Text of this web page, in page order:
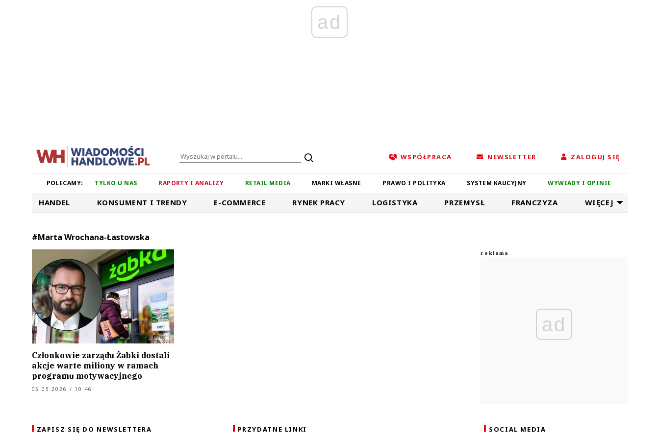
ad
WSPÓŁPRACA NEWSLETTER ZALOGUJ SIĘ
POLECAMY: TYLKO U NAS RAPORTY I ANALIZY RETAIL MEDIA MARKI WŁASNE PRAWO I POLITYKA SYSTEM KAUCYJNY WYWIADY I OPINIE
HANDEL KONSUMENT I TRENDY E-COMMERCE RYNEK PRACY LOGISTYKA PRZEMYSŁ FRANCZYZA WIĘCEJ
#Marta Wrochana-Łastowska
Członkowie zarządu Żabki dostali
akcje warte miliony w ramach
programu motywacyjnego
05.05.2026 / 10:46
ad
ZAPISZ SIĘ DO NEWSLETTERA PRZYDATNE LINKI SOCIAL MEDIA